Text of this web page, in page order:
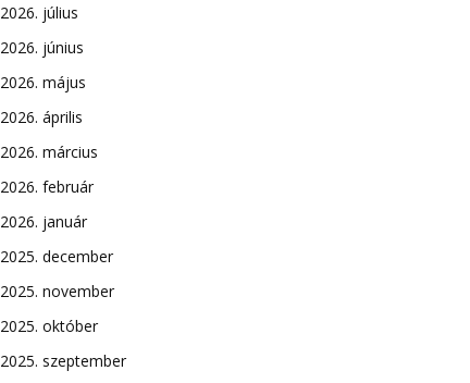
2026. július
2026. június
2026. május
2026. április
2026. március
2026. február
2026. január
2025. december
2025. november
2025. október
2025. szeptember